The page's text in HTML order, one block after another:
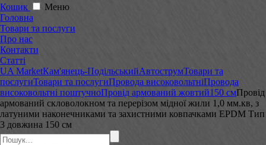
Кошик
Меню
Головна
Товари та послуги
Про нас
Контакти
Статті
UA MarketКам'янець-ПодільськийАвтострумТовари та
послугиТовари та послугиПровода високовольтніПровода
високовольтні поштучноПровід армований жовтий150 смПровід
армований скловолокном та перерізом мідної жили 1,0 мм.кв, з
латуними наконечниками та захистними ковпачками EPDM Тип
3 довжина 150 см